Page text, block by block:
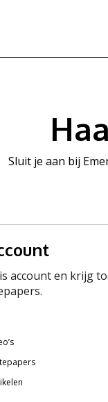
Sluit je aan bij
account en krijg